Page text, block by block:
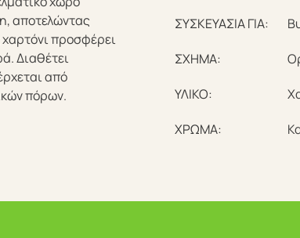
αποτελώντας
προσφέρει
Διαθέτει
από
πόρων.
ΣΥΣΚΕΥΑΣΙΑ ΓΙΑ:
ΣΧΗΜΑ:
ΥΛΙΚΟ:
ΧΡΩΜΑ: